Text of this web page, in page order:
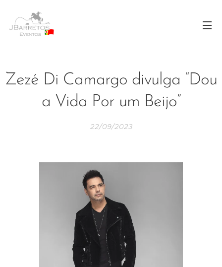
Zezé Di Camargo divulga “Dou
a Vida Por um Beijo”
22/09/2023